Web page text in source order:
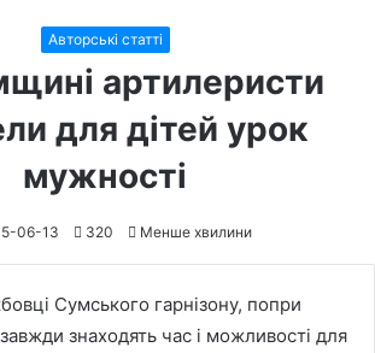
Авторські статті
артилеристи
для дітей урок
мужності
06-13 320 Менше хвилини
Сумського гарнізону, попри
знаходять час і можливості для